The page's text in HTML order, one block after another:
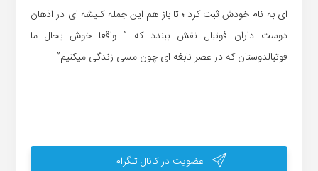
ای به نام خودش ثبت کرد ؛ تا باز هم این جمله کلیشه ای در اذهان
دوست داران فوتبال نقش ببندد که ” واقعا خوش بحال ما
فوتبالدوستان که در عصر نابغه ای چون مسی زندگی میکنیم”
عضویت در کانال تلگرام